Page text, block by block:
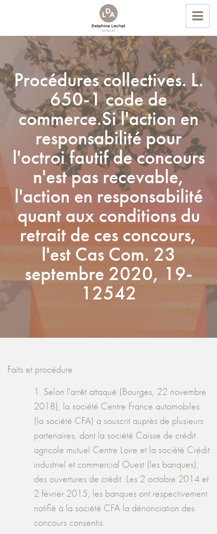
Accueil
Actualités
Procédures collectives. L. 650-1 code de commerce.Si
l'action en responsabilité pour l'octroi fautif de concours n'est
pas recevable, l'action en responsabilité quant aux conditions
du retrait de ces concours, l'est Cas Com. 23 septembre
2020, 19-12542
Procédures collectives. L.
650-1 code de
commerce.Si l'action en
responsabilité pour
l'octroi fautif de concours
n'est pas recevable,
l'action en responsabilité
quant aux conditions du
retrait de ces concours,
l'est Cas Com. 23
septembre 2020, 19-
12542
Faits et procédure
1. Selon l'arrêt attaqué (Bourges, 22 novembre
2018), la société Centre France automobiles
(la société CFA) a souscrit auprès de plusieurs
partenaires, dont la société Caisse de crédit
agricole mutuel Centre Loire et la société Crédit
industriel et commercial Ouest (les banques),
des ouvertures de crédit. Les 2 octobre 2014 et
2 février 2015, les banques ont respectivement
notifié à la société CFA la dénonciation des
concours consentis.